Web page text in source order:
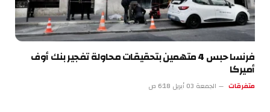
فرنسا حبس 4 متهمين بتحقيقات محاولة تفجير بنك أوف
أميركا
متفرقات الجمعة 03 أبريل 6:18 ص